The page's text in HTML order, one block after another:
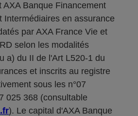
AXA Banque Financement
Intermédiaires en assurance
par AXA France Vie et
selon les modalités
a) du II de l'Art L520-1 du
et inscrits au registre
sous les n°07
025 368 (consultable
). Le capital d'AXA Banque